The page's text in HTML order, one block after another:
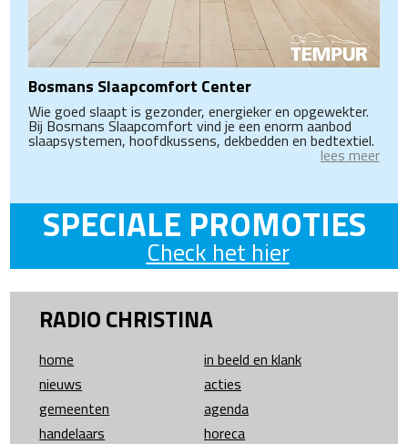
Bosmans Slaapcomfort Center
Wie goed slaapt is gezonder, energieker en opgewekter.
Bij Bosmans Slaapcomfort vind je een enorm aanbod
slaapsystemen, hoofdkussens, dekbedden en bedtextiel.
lees meer
SPECIALE PROMOTIES
Check het hier
RADIO CHRISTINA
home
in beeld en klank
nieuws
acties
gemeenten
agenda
handelaars
horeca